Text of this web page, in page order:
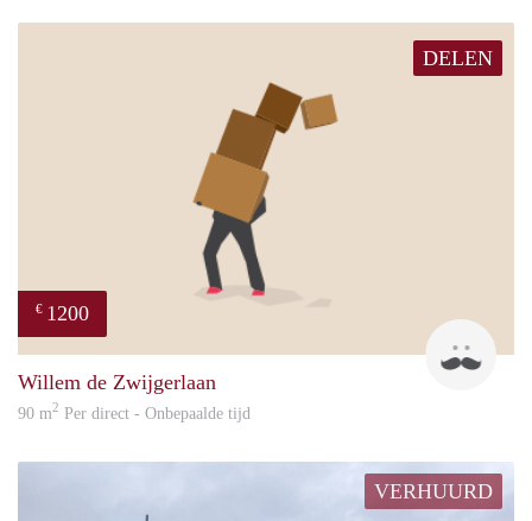
DELEN
€ 1200
Willem de Zwijgerlaan
90 m2 Per direct - Onbepaalde tijd
VERHUURD